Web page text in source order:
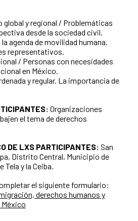
y regional / Problemáticas
desde la sociedad civil.
agenda de movilidad humana.
representativos.
/ Personas con necesidades
en México.
y regular. La importancia de
Organizaciones
el tema de derechos
DE LXS PARTICIPANTES: San
Distrito Central, Municipio de
Tela y la Ceiba.
el siguiente formulario:
derechos humanos y
México